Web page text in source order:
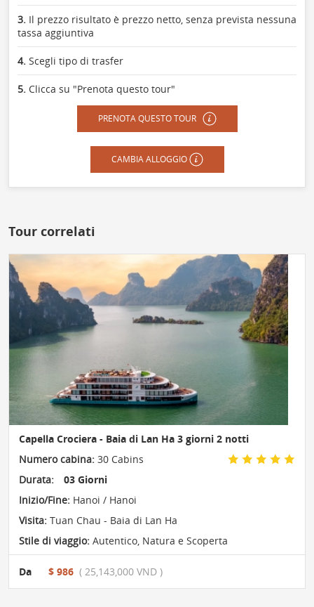
3. Il prezzo risultato è prezzo netto, senza prevista nessuna
tassa aggiuntiva
4. Scegli tipo di trasfer
5. Clicca su "Prenota questo tour"
PRENOTA QUESTO TOUR
CAMBIA ALLOGGIO
Tour correlati
Capella Crociera - Baia di Lan Ha 3 giorni 2 notti
Numero cabina: 30 Cabins
Durata:
03 Giorni
Inizio/Fine: Hanoi / Hanoi
Visita: Tuan Chau - Baia di Lan Ha
Stile di viaggio: Autentico Natura e Scoperta
Da $ 986 ( 25,143,000 VND )